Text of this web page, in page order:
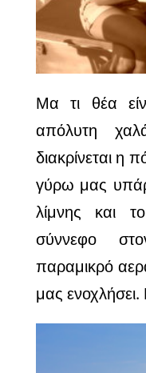
Μα τι θέα
απόλυτη
διακρίνεται η
γύρω μας
λίμνης και
σύννεφο
παραμικρό
μας